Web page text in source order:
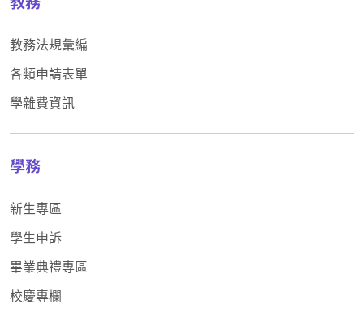
教務法規彙編
各類申請表單
學雜費資訊
學務
新生專區
學生申訴
畢業典禮專區
校慶專欄